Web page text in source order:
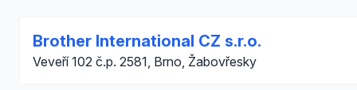
Brother International CZ s.r.o.
Veveří 102 č.p. 2581, Brno, Žabovřesky